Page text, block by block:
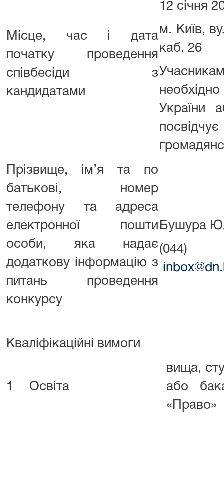
Місце, час і дата
початку проведення
співбесіди з
кандидатами
12 січня
м. Київ,
каб. 26
України
Прізвище, ім’я та по
батькові, номер
телефону та адреса
електронної пошти
особи, яка надає
додаткову інформацію з
питань проведення
конкурсу
Бушура
Кваліфікаційні вимоги
1 Освіта
вища,
або
«Право»